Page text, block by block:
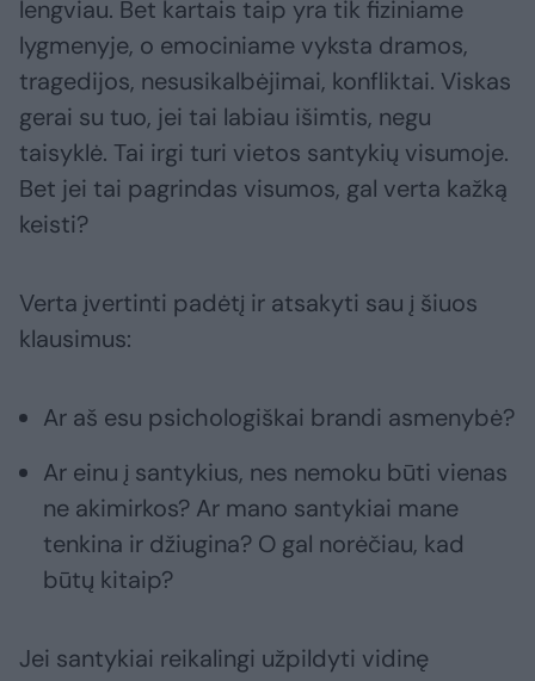
lengviau. Bet kartais taip yra tik fiziniame
lygmenyje, o emociniame vyksta dramos,
tragedijos, nesusikalbėjimai, konfliktai. Viskas
gerai su tuo, jei tai labiau išimtis, negu
taisyklė. Tai irgi turi vietos santykių visumoje.
Bet jei tai pagrindas visumos, gal verta kažką
keisti?
Verta įvertinti padėtį ir atsakyti sau į šiuos
klausimus:
Ar aš esu psichologiškai brandi asmenybė?
Ar einu į santykius, nes nemoku būti vienas
ne akimirkos? Ar mano santykiai mane
tenkina ir džiugina? O gal norėčiau, kad
būtų kitaip?
Jei santykiai reikalingi užpildyti vidinę